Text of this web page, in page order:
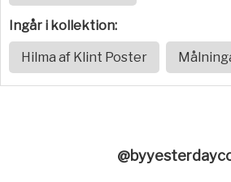
Ingår i kollektion:
Hilma af Klint Poster